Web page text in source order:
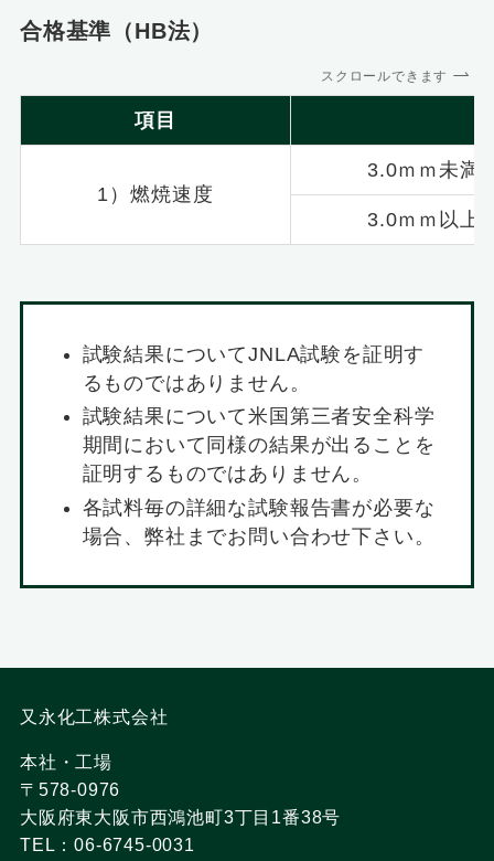
合格基準（HB法）
スクロールできます
項目
1）燃焼速度
3.0ｍｍ未満
3.0ｍｍ以上
試験結果についてJNLA試験を証明す
るものではありません。
試験結果について米国第三者安全科学
期間において同様の結果が出ることを
証明するものではありません。
各試料毎の詳細な試験報告書が必要な
場合、弊社までお問い合わせ下さい。
又永化工株式会社
本社・工場
〒578-0976
大阪府東大阪市西鴻池町3丁目1番38号
TEL：06-6745-0031